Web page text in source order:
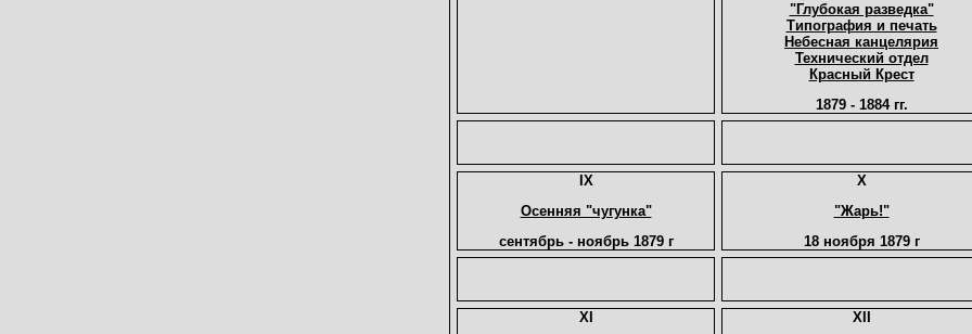
"Глубокая разведка"
Типография и печать
Небесная канцелярия
Технический отдел
Красный Крест
1879 - 1884 гг.
IX
Осенняя "чугунка"
сентябрь - ноябрь 1879 г
X
"Жарь!"
18 ноября 1879 г
XI
XII